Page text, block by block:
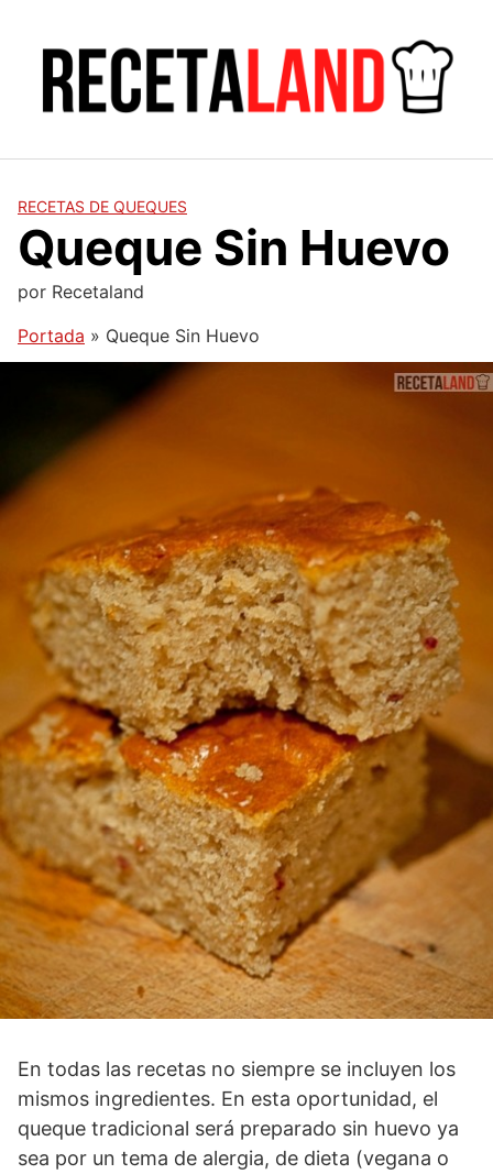
contenido
RECETAS DE QUEQUES
Queque Sin Huevo
por Recetaland
Portada » Queque Sin Huevo
En todas las recetas no siempre se incluyen los
mismos ingredientes. En esta oportunidad, el
queque tradicional será preparado sin huevo ya
sea por un tema de alergia, de dieta (vegana o